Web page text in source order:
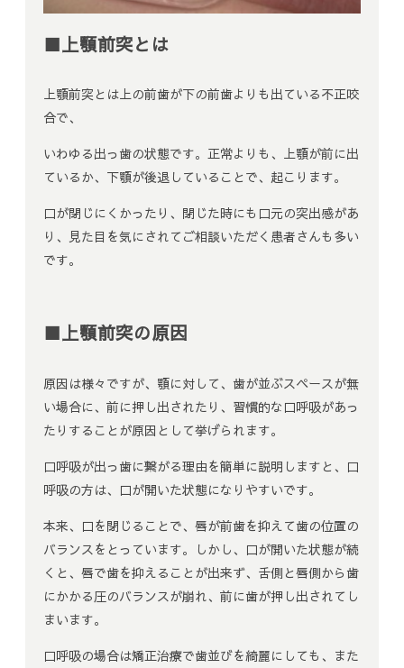
■上顎前突とは
上顎前突とは上の前歯が下の前歯よりも出ている不正咬
合で、
いわゆる出っ歯の状態です。正常よりも、上顎が前に出
ているか、下顎が後退していることで、起こります。
口が閉じにくかったり、閉じた時にも口元の突出感があ
り、見た目を気にされてご相談いただく患者さんも多い
です。
■上顎前突の原因
原因は様々ですが、顎に対して、歯が並ぶスペースが無
い場合に、前に押し出されたり、習慣的な口呼吸があっ
たりすることが原因として挙げられます。
口呼吸が出っ歯に繋がる理由を簡単に説明しますと、口
呼吸の方は、口が開いた状態になりやすいです。
本来、口を閉じることで、唇が前歯を抑えて歯の位置の
バランスをとっています。しかし、口が開いた状態が続
くと、唇で歯を抑えることが出来ず、舌側と唇側から歯
にかかる圧のバランスが崩れ、前に歯が押し出されてし
まいます。
口呼吸の場合は矯正治療で歯並びを綺麗にしても、また